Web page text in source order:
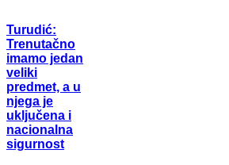
Turudić:
Trenutačno
imamo jedan
veliki
predmet, a u
njega je
uključena i
nacionalna
sigurnost